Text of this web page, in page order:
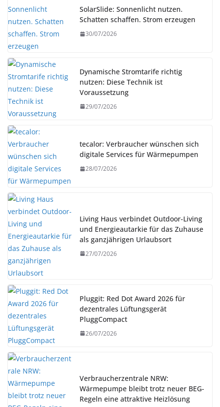
SolarSlide: Sonnenlicht nutzen.
Schatten schaffen. Strom erzeugen
30/07/2026
Dynamische Stromtarife richtig
nutzen: Diese Technik ist
Voraussetzung
29/07/2026
tecalor: Verbraucher wünschen sich
digitale Services für Wärmepumpen
28/07/2026
Living Haus verbindet Outdoor-Living
und Energieautarkie für das Zuhause
als ganzjährigen Urlaubsort
27/07/2026
Pluggit: Red Dot Award 2026 für
dezentrales Lüftungsgerät
PluggCompact
26/07/2026
Verbraucherzentrale NRW:
Wärmepumpe bleibt trotz neuer BEG-
Regeln eine attraktive Heizlösung